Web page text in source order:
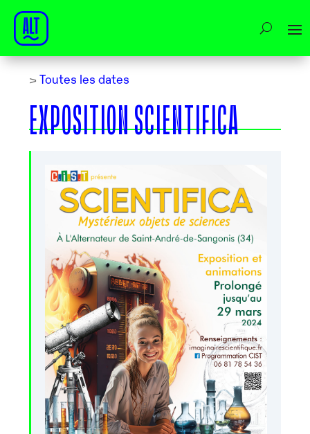
> Toutes les dates
EXPOSITION SCIENTIFICA